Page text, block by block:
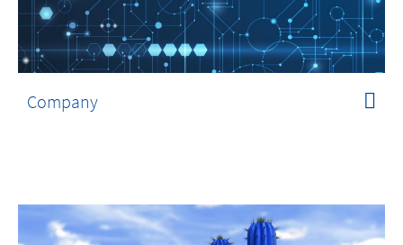
Company